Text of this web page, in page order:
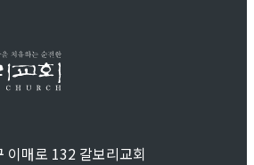
이매로 132 갈보리교회